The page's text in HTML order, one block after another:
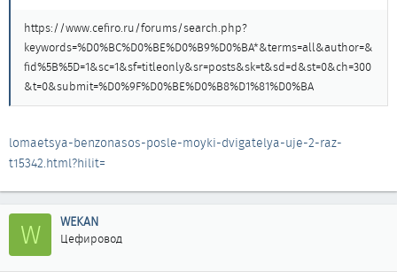
https://www.cefiro.ru/forums/search.php?
keywords=%D0%BC%D0%BE%D0%B9%D0%BA*&terms=all&author=&
fid%5B%5D=1&sc=1&sf=titleonly&sr=posts&sk=t&sd=d&st=0&ch=300
&t=0&submit=%D0%9F%D0%BE%D0%B8%D1%81%D0%BA
lomaetsya-benzonasos-posle-moyki-dvigatelya-uje-2-raz-
t15342.html?hilit=
W WEKAN
Цефировод